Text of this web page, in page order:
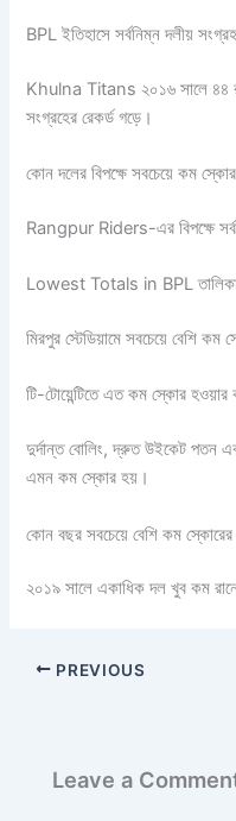
BPL ইতিহাসে সর্বনিম্ন দলীয়
Khulna Titans ২০১৬ সালে ৪৪
সংগ্রহের রেকর্ড গড়ে।
কোন দলের বিপক্ষে সবচেয়ে কম
Rangpur Riders-এর বিপক্ষে
Lowest Totals in BPL তালিকায়
মিরপুর স্টেডিয়ামে সবচেয়ে বেশি কম
টি-টোয়েন্টিতে এত কম স্কোর হওয়ার
দুর্দান্ত বোলিং, দ্রুত উইকেট পতন
এমন কম স্কোর হয়।
কোন বছর সবচেয়ে বেশি কম স্কোরের
২০১৯ সালে একাধিক দল খুব কম
PREVIOUS
Leave a